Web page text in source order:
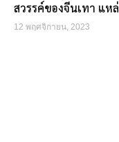
สวรรค์ของจีนเทา แ
12 พฤศจิกายน, 2023